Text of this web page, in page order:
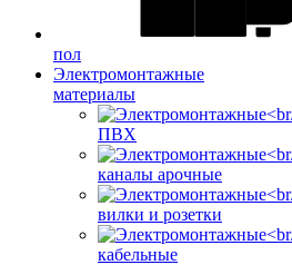
пол
Электромонтажные
материалы
ПВХ
каналы арочные
вилки и розетки
кабельные